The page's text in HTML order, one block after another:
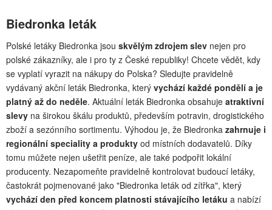
Biedronka leták
Polské letáky Biedronka jsou skvělým zdrojem slev nejen pro
polské zákazníky, ale i pro ty z České republiky! Chcete vědět, kdy
se vyplatí vyrazit na nákupy do Polska? Sledujte pravidelně
vydávaný akční leták Biedronka, který vychází každé pondělí a je
platný až do neděle. Aktuální leták Biedronka obsahuje atraktivní
slevy na širokou škálu produktů, především potravin, drogistického
zboží a sezónního sortimentu. Výhodou je, že Biedronka zahrnuje i
regionální speciality a produkty od místních dodavatelů. Díky
tomu můžete nejen ušetřit peníze, ale také podpořit lokální
producenty. Nezapomeňte pravidelně kontrolovat budoucí letáky,
častokrát pojmenované jako "Biedronka leták od zítřka", který
vychází den před koncem platnosti stávajícího letáku a nabízí